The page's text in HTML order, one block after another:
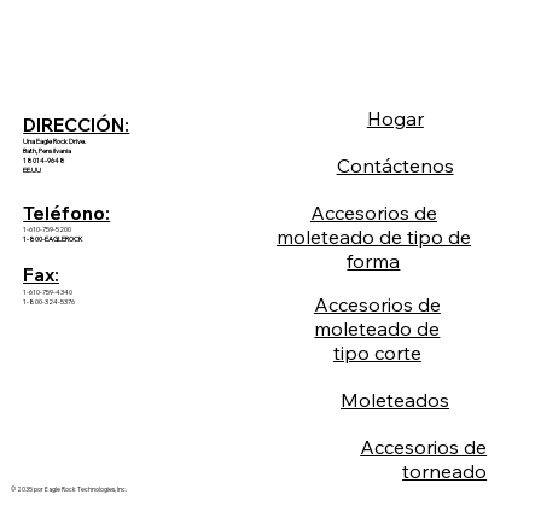
DIRECCIÓN:
Una Eagle Rock Drive.
Bath, Pensilvania
18014-9648
EE.UU
Teléfono:
1-610-759-5200
1-800-EAGLEROCK
Fax:
1-610-759-4340
1-800-324-5376
© 2035 por Eagle Rock Technologies, Inc.
Hogar
Contáctenos
Accesorios de
moleteado de tipo de
forma
Accesorios de
moleteado de
tipo corte
Moleteados
Accesorios de
torneado